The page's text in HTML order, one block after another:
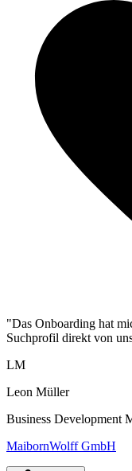
"Das Onboarding hat
Suchprofil direkt von
LM
Leon Müller
Business Development
MaibornWolff GmbH